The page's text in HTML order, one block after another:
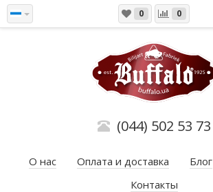
0 0
(044) 502 53 73
О нас Оплата и доставка Блог
Контакты